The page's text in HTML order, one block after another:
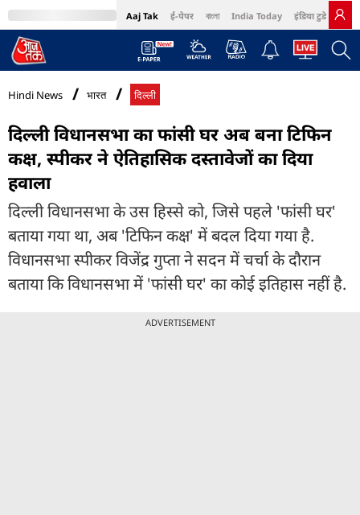
Aaj Tak ई-पेपर বাংলা India Today इंडिया टुडे हिंदी
MumbaiTak Cosmopolitan Harper's Bazaar Northeast
Hindi News भारत दिल्ली
दिल्ली विधानसभा का फांसी घर अब बना टिफिन
कक्ष, स्पीकर ने ऐतिहासिक दस्तावेजों का दिया
हवाला
दिल्ली विधानसभा के उस हिस्से को, जिसे पहले 'फांसी घर'
बताया गया था, अब 'टिफिन कक्ष' में बदल दिया गया है.
विधानसभा स्पीकर विजेंद्र गुप्ता ने सदन में चर्चा के दौरान
बताया कि विधानसभा में 'फांसी घर' का कोई इतिहास नहीं है.
ADVERTISEMENT